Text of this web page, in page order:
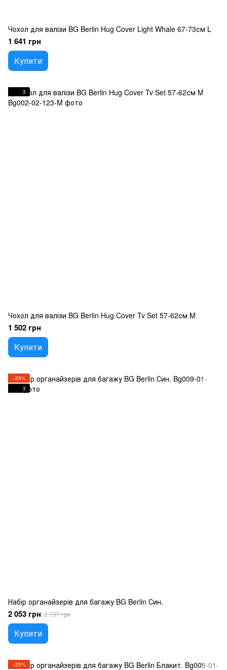
Чохол для валізи BG Berlin Hug Cover Light Whale 67-73см L
1 641 грн
Купити
3
Чохол для валізи BG Berlin Hug Cover Tv Set 57-62см M
1 502 грн
Купити
−25%
3
Набір органайзерів для багажу BG Berlin Син.
2 053 грн 2 737 грн
Купити
−25%